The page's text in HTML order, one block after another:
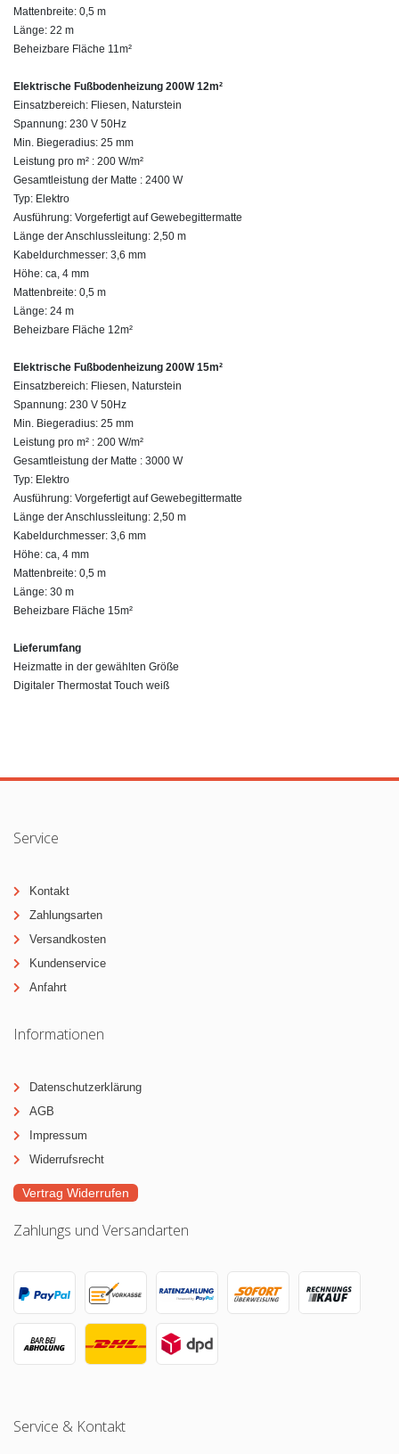
Mattenbreite: 0,5 m
Länge: 22 m
Beheizbare Fläche 11m²
Elektrische Fußbodenheizung 200W 12m²
Einsatzbereich: Fliesen, Naturstein
Spannung: 230 V 50Hz
Min. Biegeradius: 25 mm
Leistung pro m² : 200 W/m²
Gesamtleistung der Matte : 2400 W
Typ: Elektro
Ausführung: Vorgefertigt auf Gewebegittermatte
Länge der Anschlussleitung: 2,50 m
Kabeldurchmesser: 3,6 mm
Höhe: ca, 4 mm
Mattenbreite: 0,5 m
Länge: 24 m
Beheizbare Fläche 12m²
Elektrische Fußbodenheizung 200W 15m²
Einsatzbereich: Fliesen, Naturstein
Spannung: 230 V 50Hz
Min. Biegeradius: 25 mm
Leistung pro m² : 200 W/m²
Gesamtleistung der Matte : 3000 W
Typ: Elektro
Ausführung: Vorgefertigt auf Gewebegittermatte
Länge der Anschlussleitung: 2,50 m
Kabeldurchmesser: 3,6 mm
Höhe: ca, 4 mm
Mattenbreite: 0,5 m
Länge: 30 m
Beheizbare Fläche 15m²
Lieferumfang
Heizmatte in der gewählten Größe
Digitaler Thermostat Touch weiß
Service
Kontakt
Zahlungsarten
Versandkosten
Kundenservice
Anfahrt
Informationen
Datenschutzerklärung
AGB
Impressum
Widerrufsrecht
Vertrag Widerrufen
Zahlungs und Versandarten
Service & Kontakt